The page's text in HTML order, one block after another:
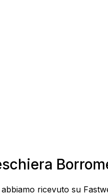
ricevuto su